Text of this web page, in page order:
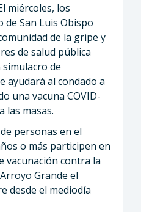
miércoles, los
de San Luis Obispo
de la gripe y
de salud pública
de
ayudará al condado a
una vacuna COVID-
las masas.
personas en el
o más participen en
vacunación contra la
Grande el
desde el mediodía